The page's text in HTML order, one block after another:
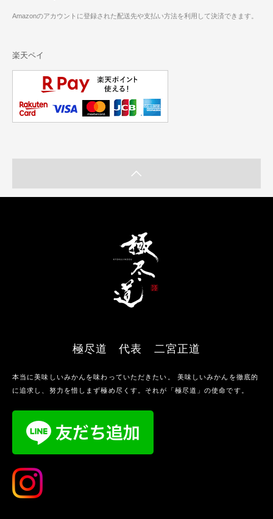
Amazonのアカウントに登録された配送先や支払い方法を利用して決済できます。
楽天ペイ
極尽道 代表 二宮正道
本当に美味しいみかんを味わっていただきたい。 美味しいみかんを徹底的
に追求し、努力を惜しまず極め尽くす。それが「極尽道」の使命です。